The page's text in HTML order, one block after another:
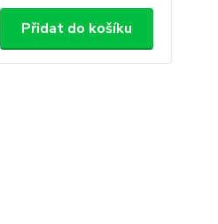
Přidat do košíku